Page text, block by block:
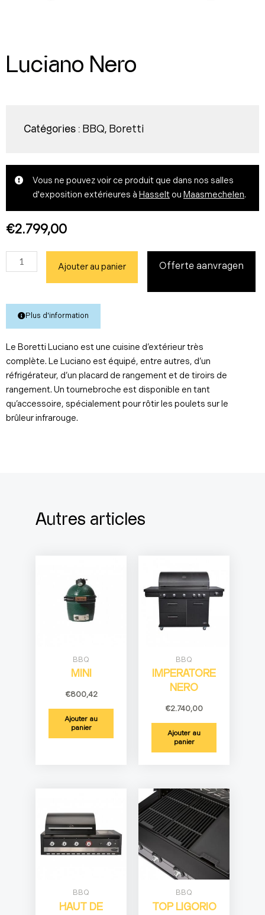
Luciano Nero
Catégories : BBQ, Boretti
Vous ne pouvez voir ce produit que dans nos salles
d'exposition extérieures à Hasselt ou Maasmechelen.
€2.799,00
quantité
de
Ajouter au panier Offerte aanvragen
Plus d'information
Le Boretti Luciano est une cuisine d’extérieur très
complète. Le Luciano est équipé, entre autres, d’un
réfrigérateur, d’un placard de rangement et de tiroirs de
rangement. Un tournebroche est disponible en tant
qu’accessoire, spécialement pour rôtir les poulets sur le
brûleur infrarouge.
Autres articles
BBQ
MINI
€800,42
Ajouter au
panier
BBQ
IMPERATORE
NERO
€2.740,00
Ajouter au
panier
BBQ
HAUT DE
BBQ
TOP LIGORIO